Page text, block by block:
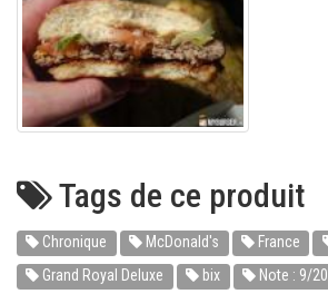
Tags de ce produit
Chronique McDonald's France
Grand Royal Deluxe
bix Note : 9/20